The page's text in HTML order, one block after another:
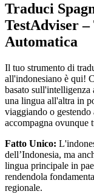
Traduci
TestAdviser –
Automatica
Il tuo strumento di
all'indonesiano è qui!
basato sull'intelligenza
una lingua all'altra in
viaggiando o
accompagna ovunque
Fatto Unico:
dell’Indonesia, ma
lingua principale in
rendendola
regionale.